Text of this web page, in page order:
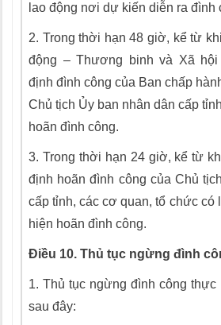
lao động nơi dự kiến diễn ra đình
2. Trong thời hạn 48 giờ, kể từ
động – Thương binh và Xã
định đình công của Ban chấp
Chủ tịch Ủy ban nhân dân cấp
hoãn đình công.
3. Trong thời hạn 24 giờ, kể từ
định hoãn đình công của Chủ tịch
cấp tỉnh, các cơ quan, tổ chức có
hiện hoãn đình công.
Điều 10. Thủ tục ngừng đình
1. Thủ tục ngừng đình công thực
sau đây: